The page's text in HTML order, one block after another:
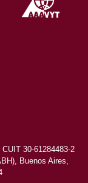
30-61284483-2
Buenos Aires,